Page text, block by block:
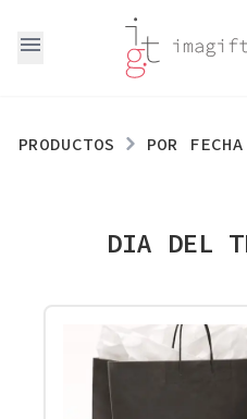
menu
PRODUCTOS POR FECHA
DIA DEL